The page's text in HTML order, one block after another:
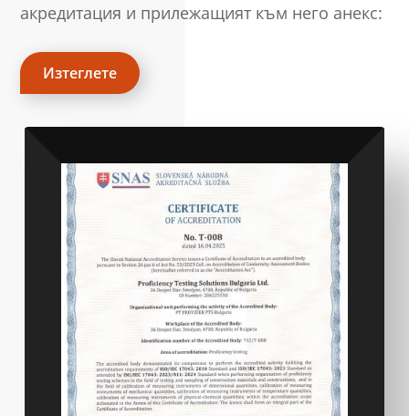
акредитация и прилежащият към него анекс:
Изтеглете